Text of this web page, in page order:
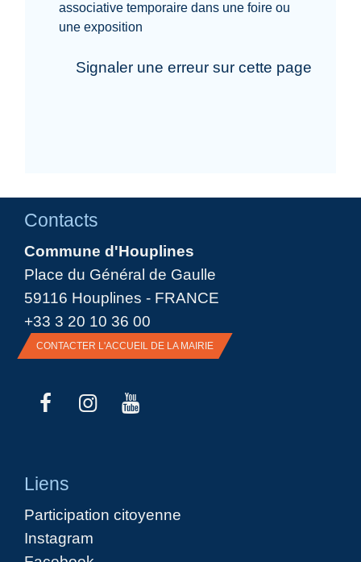
associative temporaire dans une foire ou
une exposition
Signaler une erreur sur cette page
Contacts
Commune d'Houplines
Place du Général de Gaulle
59116 Houplines - FRANCE
+33 3 20 10 36 00
CONTACTER L'ACCUEIL DE LA MAIRIE
Liens
Participation citoyenne
Instagram